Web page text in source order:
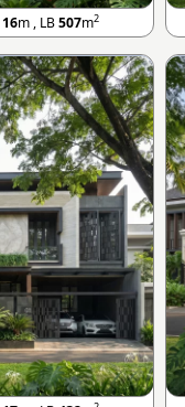
16m , LB507m2